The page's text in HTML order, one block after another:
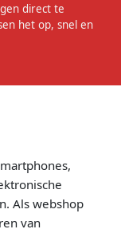
direct te
het op, snel en
Als webshop
van